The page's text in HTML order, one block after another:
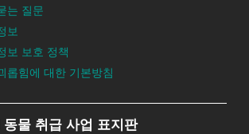
는 질문
보
보 보호 정책
롭힘에 대한 기본방침
물 취급 사업 표지판